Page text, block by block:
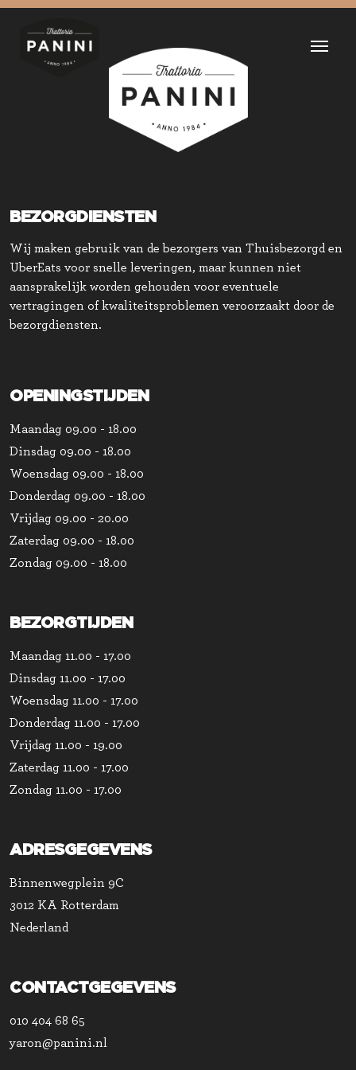
BEZORGDIENSTEN
Wij maken gebruik van de bezorgers van Thuisbezorgd en
UberEats voor snelle leveringen, maar kunnen niet
aansprakelijk worden gehouden voor eventuele
vertragingen of kwaliteitsproblemen veroorzaakt door de
bezorgdiensten.
OPENINGSTIJDEN
Maandag 09.00 - 18.00
Dinsdag 09.00 - 18.00
Woensdag 09.00 - 18.00
Donderdag 09.00 - 18.00
Vrijdag 09.00 - 20.00
Zaterdag 09.00 - 18.00
Zondag 09.00 - 18.00
BEZORGTIJDEN
Maandag 11.00 - 17.00
Dinsdag 11.00 - 17.00
Woensdag 11.00 - 17.00
Donderdag 11.00 - 17.00
Vrijdag 11.00 - 19.00
Zaterdag 11.00 - 17.00
Zondag 11.00 - 17.00
ADRESGEGEVENS
Binnenwegplein 9C
3012 KA Rotterdam
Nederland
CONTACTGEGEVENS
010 404 68 65
yaron@panini.nl